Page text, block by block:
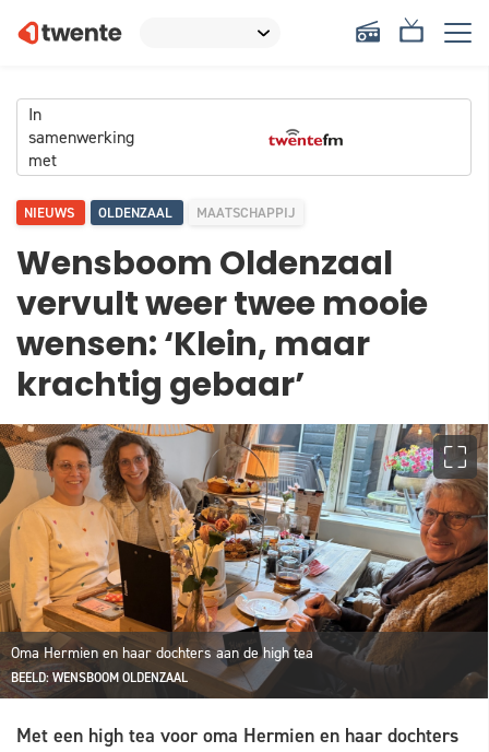
In
samenwerking
met
NIEUWS OLDENZAAL MAATSCHAPPIJ
Wensboom Oldenzaal
vervult weer twee mooie
wensen: ‘Klein, maar
krachtig gebaar’
Oma Hermien en haar dochters aan de high tea
BEELD: WENSBOOM OLDENZAAL
Met een high tea voor oma Hermien en haar dochters